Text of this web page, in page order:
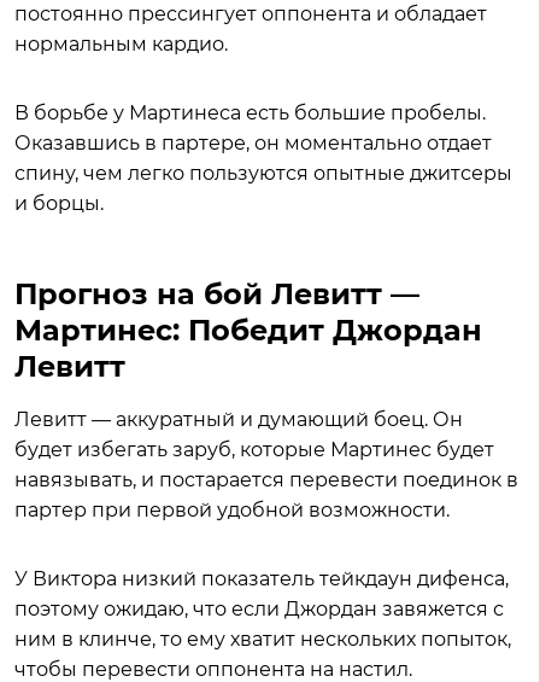
постоянно прессингует оппонента и обладает
нормальным кардио.
В борьбе у Мартинеса есть большие пробелы.
Оказавшись в партере, он моментально отдает
спину, чем легко пользуются опытные джитсеры
и борцы.
Прогноз на бой Левитт —
Мартинес: Победит Джордан
Левитт
Левитт — аккуратный и думающий боец. Он
будет избегать заруб, которые Мартинес будет
навязывать, и постарается перевести поединок в
партер при первой удобной возможности.
У Виктора низкий показатель тейкдаун дифенса,
поэтому ожидаю, что если Джордан завяжется с
ним в клинче, то ему хватит нескольких попыток,
чтобы перевести оппонента на настил.